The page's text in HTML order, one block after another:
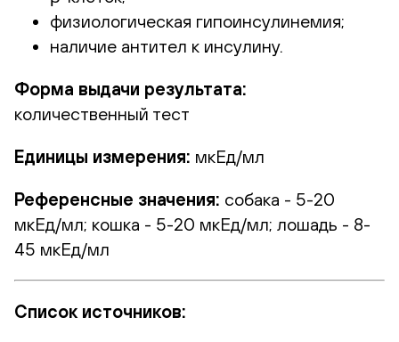
физиологическая гипоинсулинемия;
наличие антител к инсулину.
Форма выдачи результата:
количественный тест
Единицы измерения: мкЕд/мл
Референсные значения: собака - 5-20
мкЕд/мл; кошка - 5-20 мкЕд/мл; лошадь - 8-
45 мкЕд/мл
Список источников: